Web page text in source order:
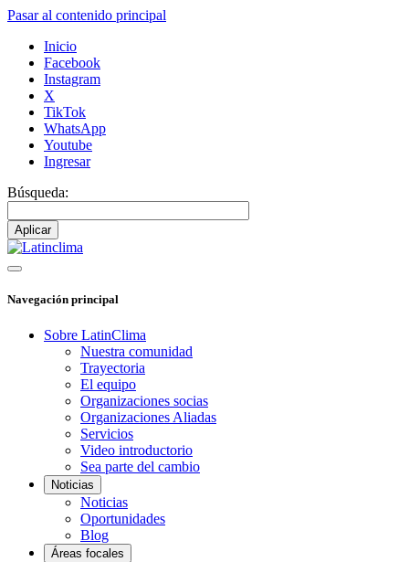
Pasar al contenido principal
Inicio
Facebook
Instagram
X
TikTok
WhatsApp
Youtube
Ingresar
Búsqueda:
Navegación principal
Sobre LatinClima
Nuestra comunidad
Trayectoria
El equipo
Organizaciones socias
Organizaciones Aliadas
Servicios
Video introductorio
Sea parte del cambio
Noticias
Noticias
Oportunidades
Blog
Áreas focales